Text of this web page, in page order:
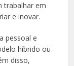
trabalhar em
e inovar.
pessoal e
híbrido ou
disso,